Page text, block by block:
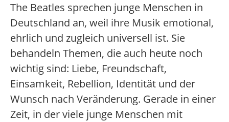
The Beatles sprechen junge Menschen in
Deutschland an, weil ihre Musik emotional,
ehrlich und zugleich universell ist. Sie
behandeln Themen, die auch heute noch
wichtig sind: Liebe, Freundschaft,
Einsamkeit, Rebellion, Identität und der
Wunsch nach Veränderung. Gerade in einer
Zeit, in der viele junge Menschen mit